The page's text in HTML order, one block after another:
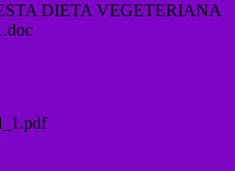
DIETA VEGETERIANA